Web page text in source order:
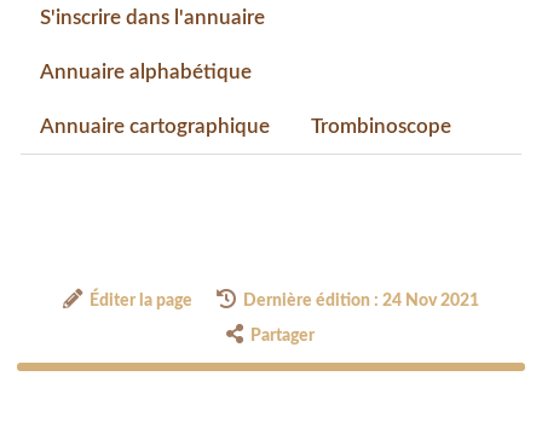
S'inscrire dans l'annuaire
Annuaire alphabétique
Annuaire cartographique Trombinoscope
Éditer la page Dernière édition : 24 Nov 2021
Partager